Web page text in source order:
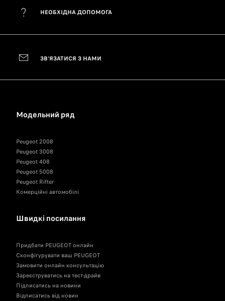
НЕОБХІДНА ДОПОМОГА
ЗВ'ЯЗАТИСЯ З НАМИ
Модельний ряд
Peugeot 2008
Peugeot 3008
Peugeot 408
Peugeot 5008
Peugeot Rifter
Комерційні автомобілі
Швидкі посилання
Придбати PEUGEOT онлайн
Сконфігурувати ваш PEUGEOT
Замовити онлайн консультацію
Зареєструватись на тест-драйв
Підписатись на новини
Відписатись від новин